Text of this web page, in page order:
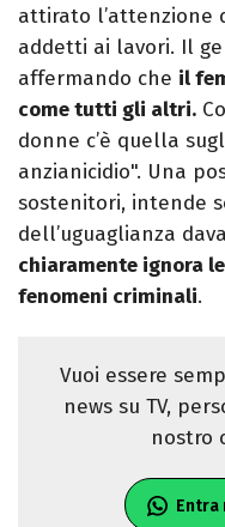
attirato l’attenzione
addetti ai lavori. Il
affermando che il
come tutti gli altri.
donne c’è quella
anzianicidio". Una
sostenitori, intende
dell’uguaglianza
chiaramente ignora
fenomeni criminali.
Vuoi essere
news su TV,
nostro
Entra